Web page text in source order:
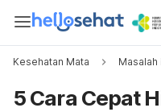
Kesehatan Mata Masalah
5 Cara Cepat